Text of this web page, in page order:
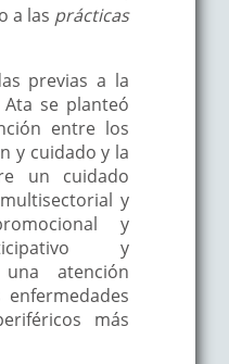
a las prácticas
previas a la
se planteó
entre los
y cuidado y la
un cuidado
y
y
y
una atención
más